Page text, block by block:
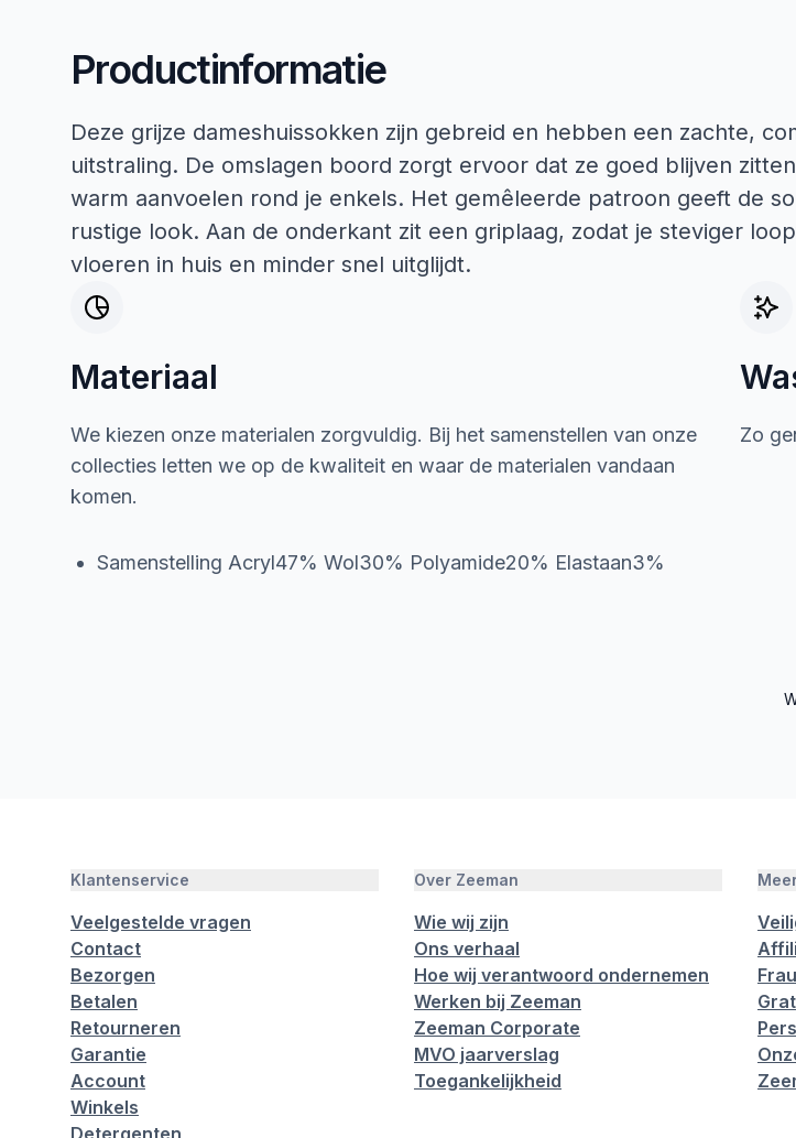
Productinformatie
Deze grijze dameshuissokken zijn gebreid en hebben een zachte,
uitstraling. De omslagen boord zorgt ervoor dat ze goed blijven
warm aanvoelen rond je enkels. Het gemêleerde patroon geeft de
rustige look. Aan de onderkant zit een griplaag, zodat je steviger
vloeren in huis en minder snel uitglijdt.
Materiaal
We kiezen onze materialen zorgvuldig. Bij het samenstellen van onze
collecties letten we op de kwaliteit en waar de materialen vandaan
komen.
Samenstelling Acryl47% Wol30% Polyamide20% Elastaan3%
Zo
Klantenservice
Veelgestelde vragen
Contact
Bezorgen
Betalen
Retourneren
Garantie
Account
Winkels
Detergenten
Over Zeeman
Wie wij zijn
Ons verhaal
Hoe wij verantwoord ondernemen
Werken bij Zeeman
Zeeman Corporate
MVO jaarverslag
Toegankelijkheid
Pers